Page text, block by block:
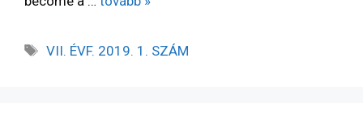
VII. ÉVF. 2019. 1. SZÁM